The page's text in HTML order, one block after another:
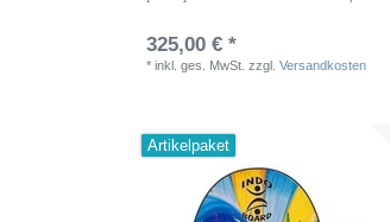
325,00 € *
*inkl. ges. MwSt. zzgl.Versandkosten
Artikelpaket